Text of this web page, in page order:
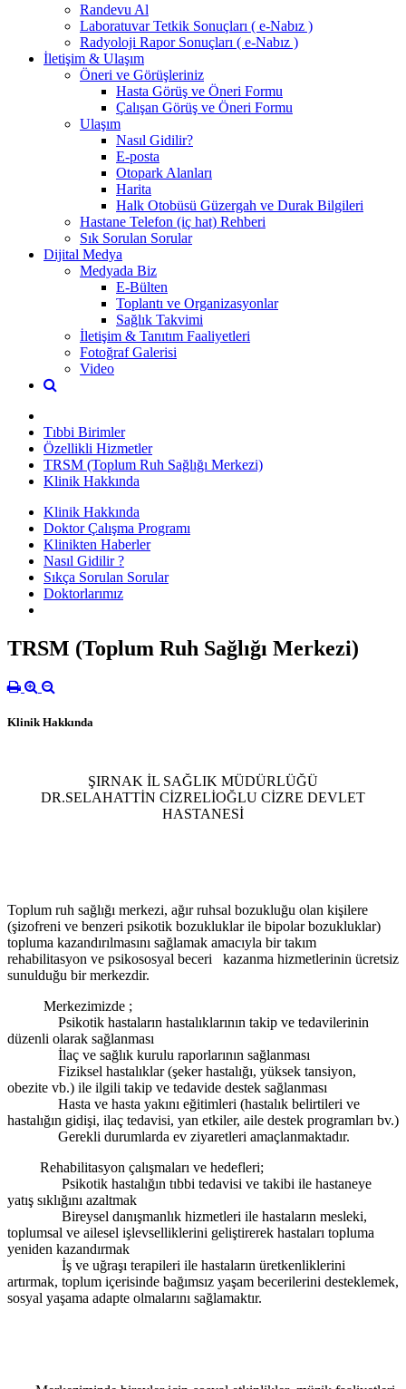
Randevu Al
Laboratuvar Tetkik Sonuçları ( e-Nabız )
Radyoloji Rapor Sonuçları ( e-Nabız )
İletişim & Ulaşım
Öneri ve Görüşleriniz
Hasta Görüş ve Öneri Formu
Çalışan Görüş ve Öneri Formu
Ulaşım
Nasıl Gidilir?
E-posta
Otopark Alanları
Harita
Halk Otobüsü Güzergah ve Durak Bilgileri
Hastane Telefon (iç hat) Rehberi
Sık Sorulan Sorular
Dijital Medya
Medyada Biz
E-Bülten
Toplantı ve Organizasyonlar
Sağlık Takvimi
İletişim & Tanıtım Faaliyetleri
Fotoğraf Galerisi
Video
Tıbbi Birimler
Özellikli Hizmetler
TRSM (Toplum Ruh Sağlığı Merkezi)
Klinik Hakkında
Klinik Hakkında
Doktor Çalışma Programı
Klinikten Haberler
Nasıl Gidilir ?
Sıkça Sorulan Sorular
Doktorlarımız
TRSM (Toplum Ruh Sağlığı Merkezi)
Klinik Hakkında
ŞIRNAK İL SAĞLIK MÜDÜRLÜĞÜ
DR.SELAHATTİN CİZRELİOĞLU CİZRE DEVLET
HASTANESİ
Toplum ruh sağlığı merkezi, ağır ruhsal bozukluğu olan kişilere
(şizofreni ve benzeri psikotik bozukluklar ile bipolar bozukluklar)
topluma kazandırılmasını sağlamak amacıyla bir takım
rehabilitasyon ve psikososyal beceri kazanma hizmetlerinin ücretsiz
sunulduğu bir merkezdir.
Merkezimizde ;
Psikotik hastaların hastalıklarının takip ve tedavilerinin
düzenli olarak sağlanması
İlaç ve sağlık kurulu raporlarının sağlanması
Fiziksel hastalıklar (şeker hastalığı, yüksek tansiyon,
obezite vb.) ile ilgili takip ve tedavide destek sağlanması
Hasta ve hasta yakını eğitimleri (hastalık belirtileri ve
hastalığın gidişi, ilaç tedavisi, yan etkiler, aile destek programları bv.)
Gerekli durumlarda ev ziyaretleri amaçlanmaktadır.
Rehabilitasyon çalışmaları ve hedefleri;
Psikotik hastalığın tıbbi tedavisi ve takibi ile hastaneye
yatış sıklığını azaltmak
Bireysel danışmanlık hizmetleri ile hastaların mesleki,
toplumsal ve ailesel işlevselliklerini geliştirerek hastaları topluma
yeniden kazandırmak
İş ve uğraşı terapileri ile hastaların üretkenliklerini
artırmak, toplum içerisinde bağımsız yaşam becerilerini desteklemek,
sosyal yaşama adapte olmalarını sağlamaktır.